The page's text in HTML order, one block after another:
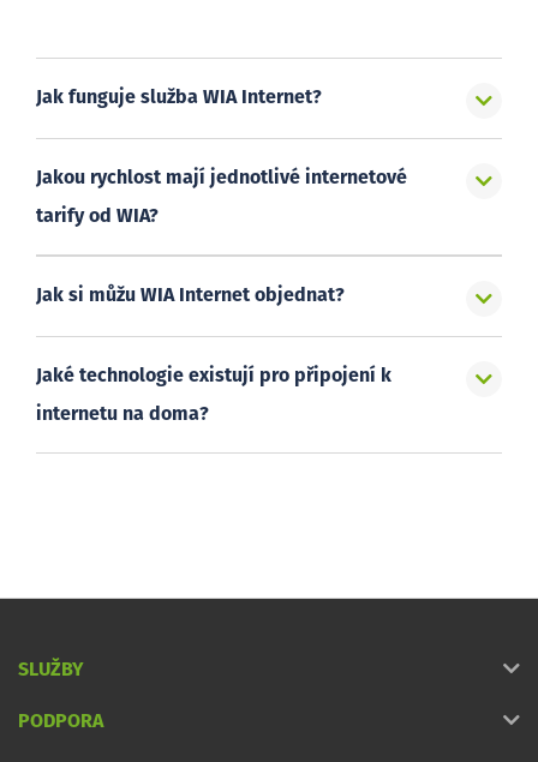
Jak funguje služba WIA Internet?
Jakou rychlost mají jednotlivé internetové
tarify od WIA?
Jak si můžu WIA Internet objednat?
Jaké technologie existují pro připojení k
internetu na doma?
SLUŽBY
PODPORA